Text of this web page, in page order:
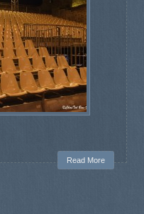
Read More